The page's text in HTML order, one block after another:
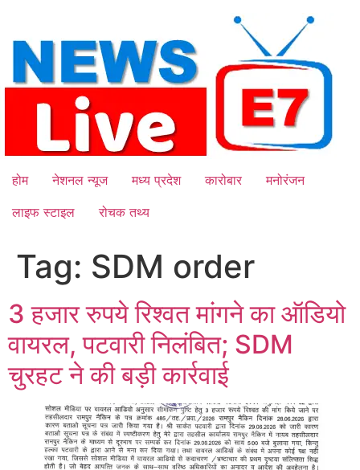
content
होम नेशनल न्यूज मध्य प्रदेश कारोबार
मनोरंजन
लाइफ स्टाइल
रोचक तथ्य
Tag: SDM order
3 हजार रुपये रिश्वत मांगने का ऑडियो
वायरल, पटवारी निलंबित; SDM
चुरहट ने की बड़ी कार्रवाई